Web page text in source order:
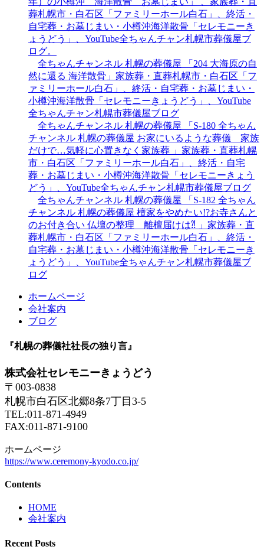
葬札幌市・白石区「ファミリーホール白石」、終活・
自宅葬・お墓じまい・小樽沖海洋散骨「セレモニーき
ょうどう」、YouTube全ちゃんチャン札幌市葬儀屋ブ
ログ。
全ちゃんチャンネル 札幌の葬儀屋 「204 大海原の自
然に還る 海洋散骨」家族葬・直葬札幌市・白石区「フ
ァミリーホール白石」、終活・自宅葬・お墓じまい・
小樽沖海洋散骨「セレモニーきょうどう」、YouTube
全ちゃんチャン札幌市葬儀屋ブログ
全ちゃんチャンネル 札幌の葬儀屋 「S-180 全ちゃん
チャンネル 札幌の葬儀屋 お家にいるような葬儀 家族
だけで…気軽に心置きなく家族葬 」家族葬・直葬札幌
市・白石区「ファミリーホール白石」、終活・自宅
葬・お墓じまい・小樽沖海洋散骨「セレモニーきょう
どう」、YouTube全ちゃんチャン札幌市葬儀屋ブログ
全ちゃんチャンネル 札幌の葬儀屋 「S-182 全ちゃん
チャンネル 札幌の葬儀屋 檀家をやめたい!?お寺さんと
のお付き合い 仏壇の整理 離檀届けは⁈ 」家族葬・直
葬札幌市・白石区「ファミリーホール白石」、終活・
自宅葬・お墓じまい・小樽沖海洋散骨「セレモニーき
ょうどう」、YouTube全ちゃんチャン札幌市葬儀屋ブ
ログ
ホームページ
会社案内
ブログ
『札幌の葬儀社社長の独り言』
株式会社セレモニーきょうどう
〒003-0838
札幌市白石区北郷8条7丁目3-5
TEL:011-871-4949
FAX:011-871-9100
ホームページ
https://www.ceremony-kyodo.co.jp/
Contents
HOME
会社案内
Recent Posts